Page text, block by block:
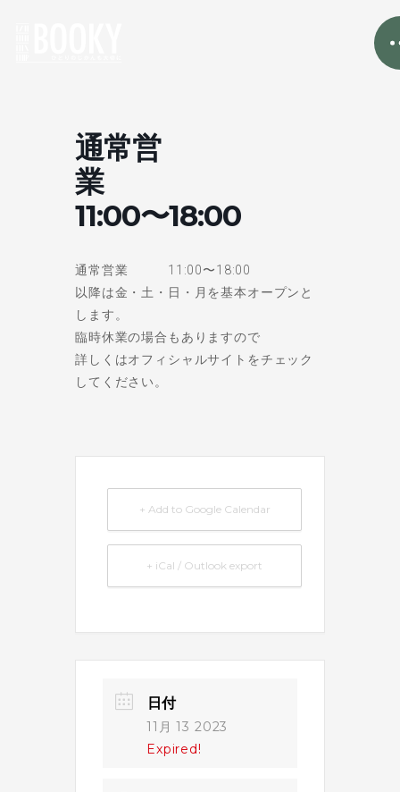
通常営
業
11:00〜18:00
通常営業 11:00〜18:00
以降は金・土・日・月を基本オープンと
します。
臨時休業の場合もありますので
詳しくはオフィシャルサイトをチェック
してください。
+ Add to Google Calendar
+ iCal / Outlook export
日付
11月 13 2023
Expired!